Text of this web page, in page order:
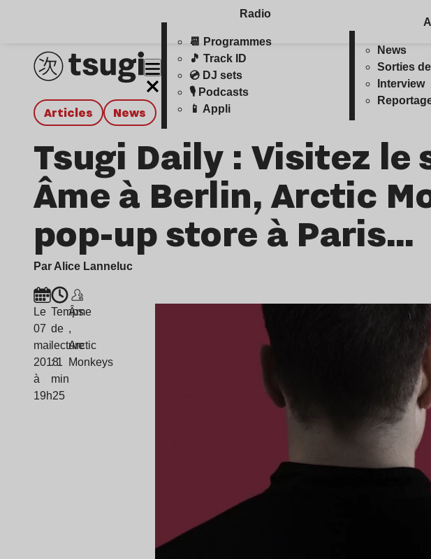
Radio
📆 Programmes
🎵 Track ID
💿 DJ sets
🎙️ Podcasts
📱 Appli
News
Sorties
Interview
Articles news
Tsugi Daily : Visitez le
Âme à Berlin, Arctic
pop-up store à Paris…
Par Alice Lanneluc
Le
07
mai
2018
à
19h25
Temps
de
lecture
: 1
min
Âme
,
Arctic
Monkeys